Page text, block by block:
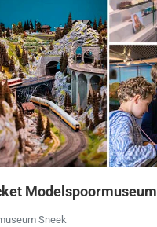
Modelspoormuseum
Sneek